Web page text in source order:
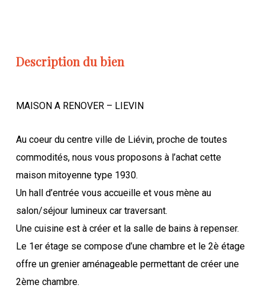
Description du bien
MAISON A RENOVER – LIEVIN
Au coeur du centre ville de Liévin, proche de toutes
commodités, nous vous proposons à l’achat cette
maison mitoyenne type 1930.
Un hall d’entrée vous accueille et vous mène au
salon/séjour lumineux car traversant.
Une cuisine est à créer et la salle de bains à repenser.
Le 1er étage se compose d’une chambre et le 2è étage
offre un grenier aménageable permettant de créer une
2ème chambre.